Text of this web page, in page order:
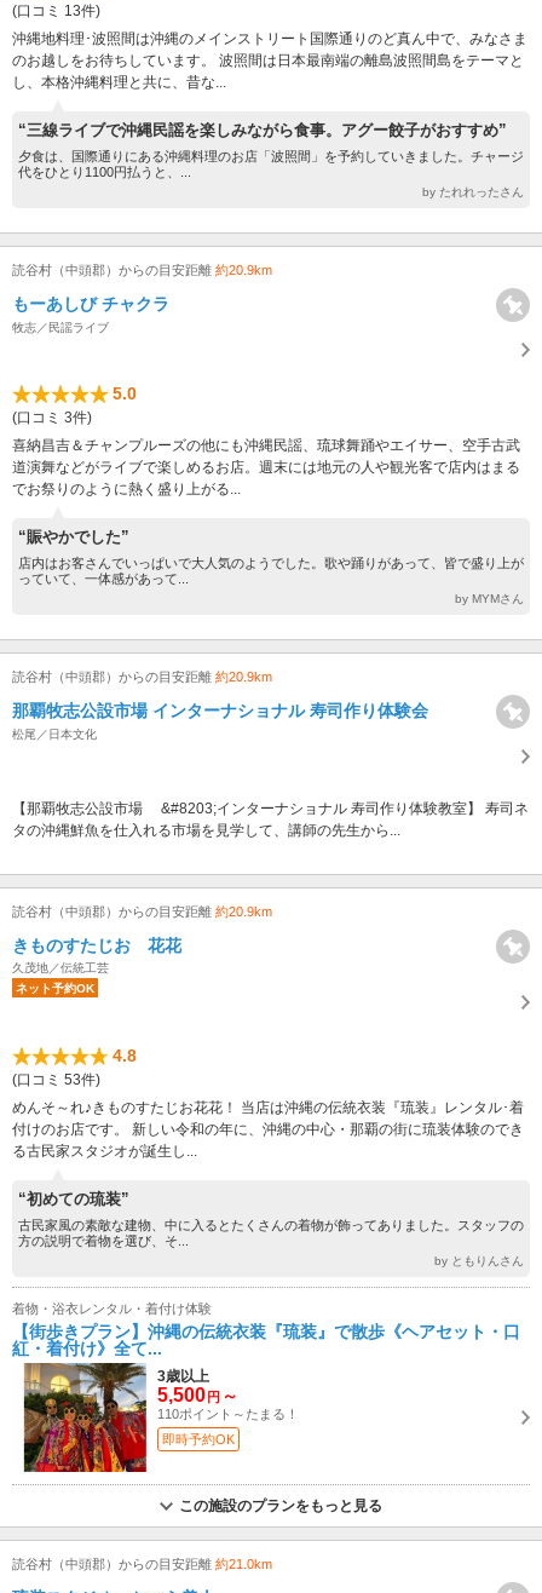
(口コミ 13件)
沖縄地料理･波照間は沖縄のメインストリート国際通りのど真ん中で、みなさま
のお越しをお待ちしています。 波照間は日本最南端の離島波照間島をテーマと
し、本格沖縄料理と共に、昔な...
“三線ライブで沖縄民謡を楽しみながら食事。アグー餃子がおすすめ”
夕食は、国際通りにある沖縄料理のお店「波照間」を予約していきました。チャージ
代をひとり1100円払うと、...
by たれれったさん
読谷村（中頭郡）からの目安距離 約20.9km
もーあしび チャクラ
牧志／民謡ライブ
5.0
(口コミ 3件)
喜納昌吉＆チャンプルーズの他にも沖縄民謡、琉球舞踊やエイサー、空手古武
道演舞などがライブで楽しめるお店。週末には地元の人や観光客で店内はまる
でお祭りのように熱く盛り上がる...
“賑やかでした”
店内はお客さんでいっぱいで大人気のようでした。歌や踊りがあって、皆で盛り上が
っていて、一体感があって...
by MYMさん
読谷村（中頭郡）からの目安距離 約20.9km
那覇牧志公設市場 インターナショナル 寿司作り体験会
松尾／日本文化
【那覇牧志公設市場 &#8203;インターナショナル 寿司作り体験教室】 寿司ネ
タの沖縄鮮魚を仕入れる市場を見学して、講師の先生から...
読谷村（中頭郡）からの目安距離 約20.9km
きものすたじお 花花
久茂地／伝統工芸
ネット予約OK
4.8
(口コミ 53件)
めんそ～れ♪きものすたじお花花！ 当店は沖縄の伝統衣装『琉装』レンタル･着
付けのお店です。 新しい令和の年に、沖縄の中心・那覇の街に琉装体験のでき
る古民家スタジオが誕生し...
“初めての琉装”
古民家風の素敵な建物、中に入るとたくさんの着物が飾ってありました。スタッフの
方の説明で着物を選び、そ...
by ともりんさん
着物・浴衣レンタル・着付け体験
【街歩きプラン】沖縄の伝統衣装『琉装』で散歩《ヘアセット・口
紅・着付け》全て...
3歳以上
5,500 円 ～
110ポイント～たまる！
即時予約OK
この施設のプランをもっと見る
読谷村（中頭郡）からの目安距離 約21.0km